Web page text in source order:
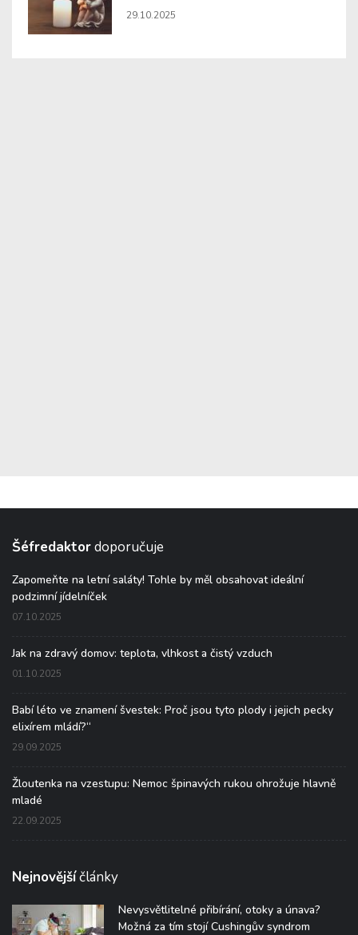
29.10.2025
Šéfredaktordoporučuje
Zapomeňte na letní saláty! Tohle by měl obsahovat ideální
podzimní jídelníček
07.10.2025
Jak na zdravý domov: teplota, vlhkost a čistý vzduch
01.10.2025
Babí léto ve znamení švestek: Proč jsou tyto plody i jejich pecky
elixírem mládí?“
29.09.2025
Žloutenka na vzestupu: Nemoc špinavých rukou ohrožuje hlavně
mladé
22.09.2025
Nejnovějšíčlánky
Nevysvětlitelné přibírání, otoky a únava?
Možná za tím stojí Cushingův syndrom